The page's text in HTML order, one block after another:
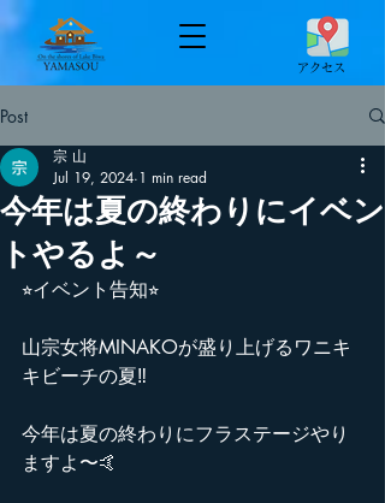
​アクセス
Post
今年は夏の終わりにイベン
トやるよ～
宗 山
Jul 19, 2024 1 min read
⭐︎イベント告知⭐︎
山宗女将MINAKOが盛り上げるワニキ
キビーチの夏‼️
今年は夏の終わりにフラステージやり
ますよ〜🤙